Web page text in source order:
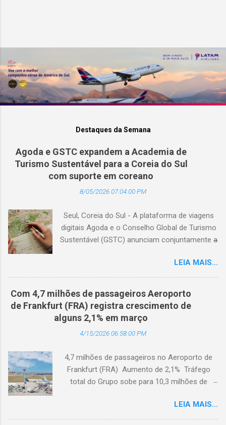
Destaques da Semana
Agoda e GSTC expandem a Academia de
Turismo Sustentável para a Coreia do Sul
com suporte em coreano
8/05/2026 07:04:00 PM
Seul, Coreia do Sul - A plataforma de viagens
digitais Agoda e o Conselho Global de Turismo
Sustentável (GSTC) anunciam conjuntamente a
para a Coreia do Sul, com suporte completo
em coreano. (Arquivo © BlogTurS) Este marco
surge no momento em que a Academia celebra
seu primeiro aniversário e ultrapassa a marca
de 3.000 usuários cadastrados, dando
continuidade à sua missão de apoiar
profissionais da hotelaria em toda a região,
sobre turismo mais sustentável, com base no
Padrão Hoteleiro GSTC. Desde o seu
lançamento, há um ano, a Academia de
recurso para profissionais da hotelaria que
buscam promover práticas sustentáveis ​​em
LEIA MAIS...
Com 4,7 milhões de passageiros Aeroporto
de Frankfurt (FRA) registra crescimento de
alguns 2,1% em março
4/15/2026 06:58:00 PM
4,7 milhões de passageiros no Aeroporto de
Frankfurt (FRA) Aumento de 2,1% Tráfego
total do Grupo sobe para 10,3 milhões de
4,7 milhões de passageiros utilizaram o
Aeroporto de Frankfurt (FRA) em março de
LEIA MAIS...